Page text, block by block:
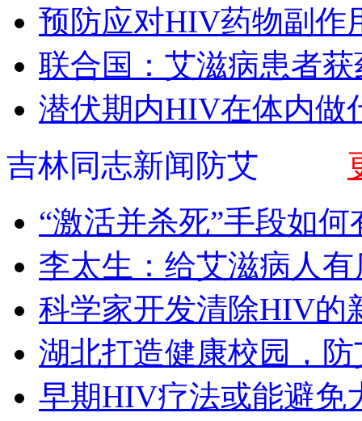
预防应对HIV药物副作
联合国：艾滋病患者
潜伏期内HIV在体内做
吉林同志新闻防艾
“激活并杀死”手段如
李太生：给艾滋病人
科学家开发清除HIV的
湖北打造健康校园，
早期HIV疗法或能避免